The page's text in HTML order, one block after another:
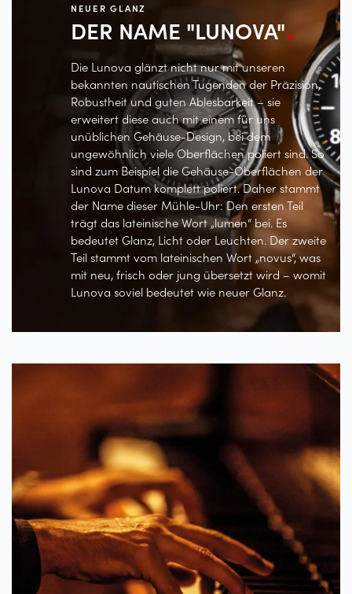
NEUER GLANZ
DER NAME "LUNOVA"
Die Lunova glänzt nicht nur mit unseren
bekannten nautischen Tugenden der Präzision,
Robustheit und guten Ablesbarkeit – sie
erweitert diese auch mit einem für uns
unüblichen Gehäuse-Design, bei dem
ungewöhnlich viele Oberflächen poliert sind. So
sind zum Beispiel die Gehäuse-Oberflächen der
Lunova Datum komplett poliert. Daher stammt
der Name dieser Mühle-Uhr: Den ersten Teil
trägt das lateinische Wort „lumen“ bei. Es
bedeutet Glanz, Licht oder Leuchten. Der zweite
Teil stammt vom lateinischen Wort „novus“, was
mit neu, frisch oder jung übersetzt wird – womit
Lunova soviel bedeutet wie neuer Glanz.